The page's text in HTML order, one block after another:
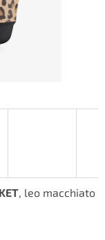
, leo macchiato